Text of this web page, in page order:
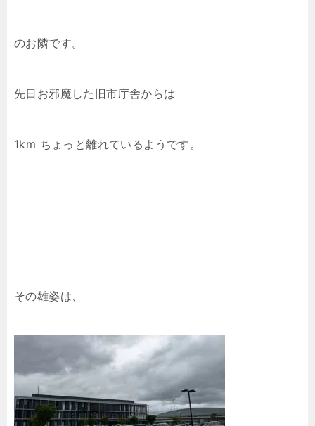
のお隣です。
先日お邪魔した旧市庁舎からは
1km ちょっと離れているようです。
その雄姿は、